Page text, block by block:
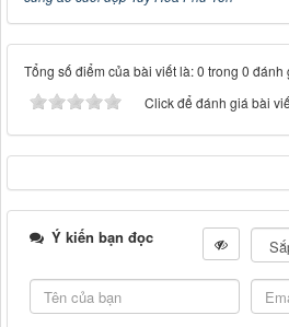
Tổng số điểm của bài viết là: 0 trong 0 đánh
Click để đánh giá bài
Ý kiến bạn đọc